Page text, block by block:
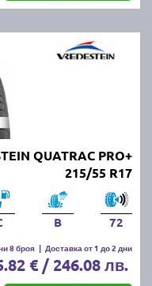
QUATRAC PRO+
215/55 R17
B 72
8 броя | Доставка от 1 до 2 дни
€ / 246.08 лв.